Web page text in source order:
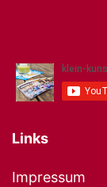
Links
Impressum